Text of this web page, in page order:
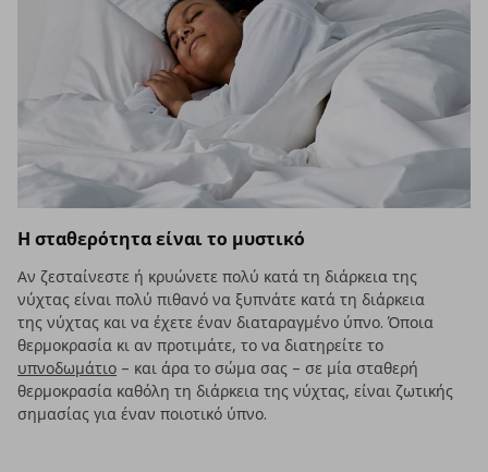
Η σταθερότητα είναι το μυστικό
Αν ζεσταίνεστε ή κρυώνετε πολύ κατά τη διάρκεια της
νύχτας είναι πολύ πιθανό να ξυπνάτε κατά τη διάρκεια
της νύχτας και να έχετε έναν διαταραγμένο ύπνο. Όποια
θερμοκρασία κι αν προτιμάτε, το να διατηρείτε το
υπνοδωμάτιο – και άρα το σώμα σας – σε μία σταθερή
θερμοκρασία καθόλη τη διάρκεια της νύχτας, είναι ζωτικής
σημασίας για έναν ποιοτικό ύπνο.